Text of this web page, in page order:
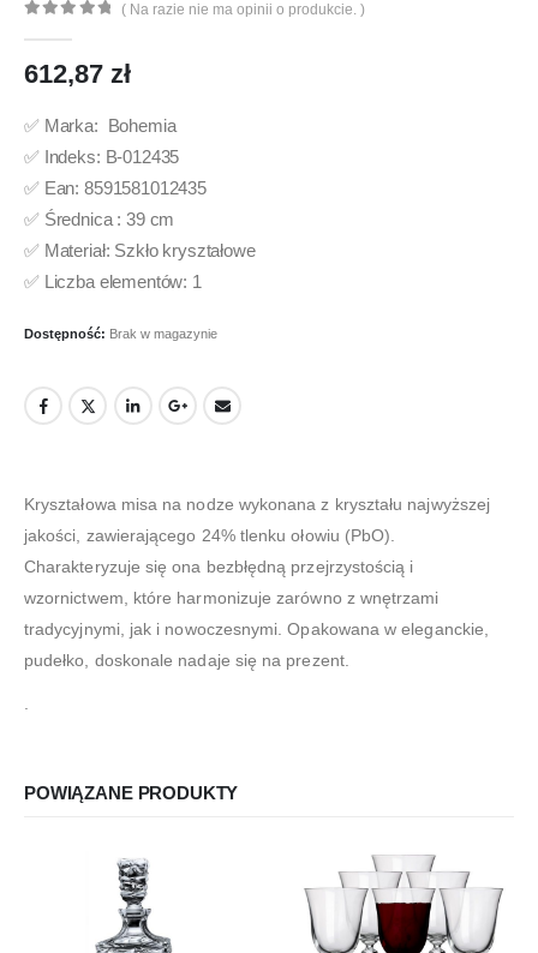
( Na razie nie ma opinii o produkcie. )
612,87 zł
✅ Marka: Bohemia
✅ Indeks: B-012435
✅ Ean: 8591581012435
✅ Średnica : 39 cm
✅ Materiał: Szkło kryształowe
✅ Liczba elementów: 1
Dostępność: Brak w magazynie
Kryształowa misa na nodze wykonana z kryształu najwyższej
jakości, zawierającego 24% tlenku ołowiu (PbO).
Charakteryzuje się ona bezbłędną przejrzystością i
wzornictwem, które harmonizuje zarówno z wnętrzami
tradycyjnymi, jak i nowoczesnymi. Opakowana w eleganckie,
pudełko, doskonale nadaje się na prezent.
POWIĄZANE PRODUKTY